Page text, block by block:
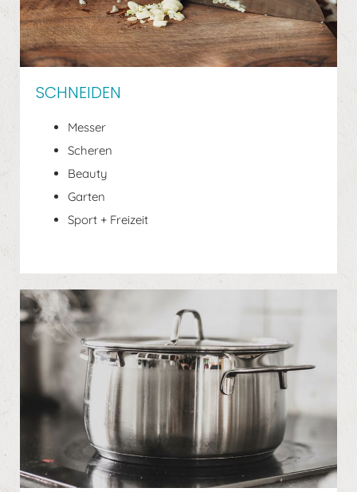
SCHNEIDEN
Messer
Scheren
Beauty
Garten
Sport + Freizeit